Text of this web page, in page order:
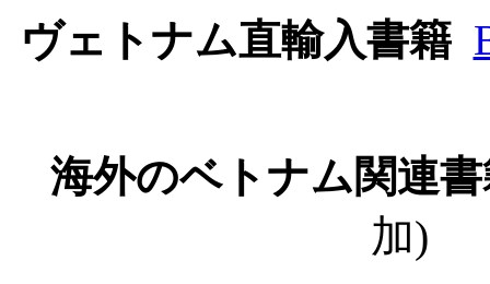
ヴェトナム直輸入書籍
海外のベトナム関連
加)